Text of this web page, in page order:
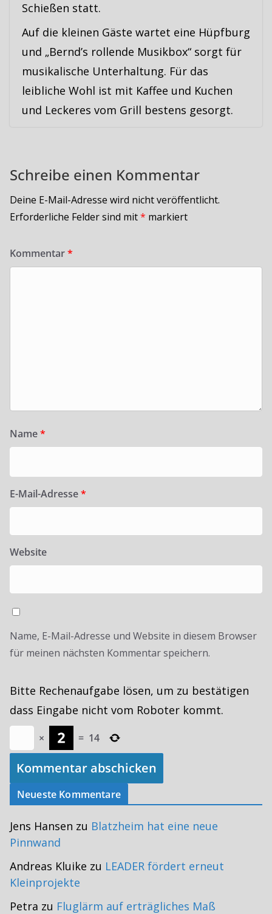
Schießen statt.
Auf die kleinen Gäste wartet eine Hüpfburg
und „Bernd’s rollende Musikbox“ sorgt für
musikalische Unterhaltung. Für das
leibliche Wohl ist mit Kaffee und Kuchen
und Leckeres vom Grill bestens gesorgt.
Schreibe einen Kommentar
Deine E-Mail-Adresse wird nicht veröffentlicht.
Erforderliche Felder sind mit* markiert
Kommentar*
Name*
E-Mail-Adresse*
Website
Name, E-Mail-Adresse und Website in diesem Browser
für meinen nächsten Kommentar speichern.
Bitte Rechenaufgabe lösen, um zu bestätigen
dass Eingabe nicht vom Roboter kommt.
× = 14
Neueste Kommentare
Jens Hansen zu Blatzheim hat eine neue
Pinnwand
Andreas Kluike zu LEADER fördert erneut
Kleinprojekte
Petra zu Fluglärm auf erträgliches Maß